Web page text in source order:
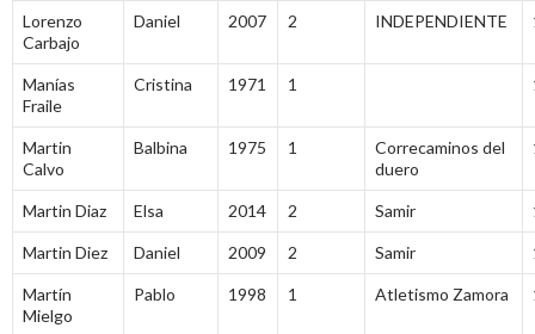
Lorenzo
Carbajo
Daniel 2007 2 INDEPENDIENTE
Manías
Fraile
Cristina 1971 1
Martin
Calvo
Balbina 1975 1
Correcaminos del
duero
Martin Diaz Elsa 2014 2 Samir
Martin Diez Daniel 2009 2 Samir
Martín
Mielgo
Pablo 1998 1 Atletismo Zamora